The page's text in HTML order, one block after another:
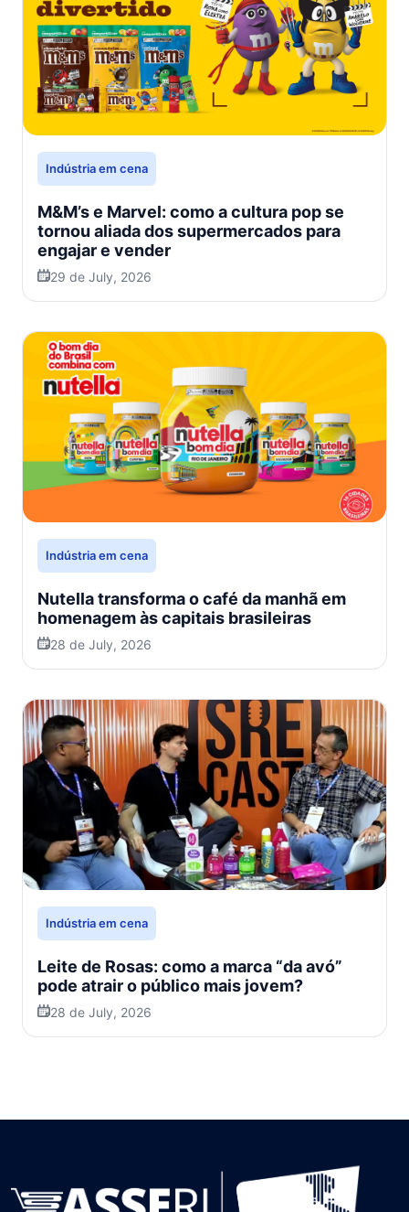
Indústria em cena
M&M’s e Marvel: como a cultura pop se
tornou aliada dos supermercados para
engajar e vender
29 de July, 2026
Indústria em cena
Nutella transforma o café da manhã em
homenagem às capitais brasileiras
28 de July, 2026
Indústria em cena
Leite de Rosas: como a marca “da avó”
pode atrair o público mais jovem?
28 de July, 2026